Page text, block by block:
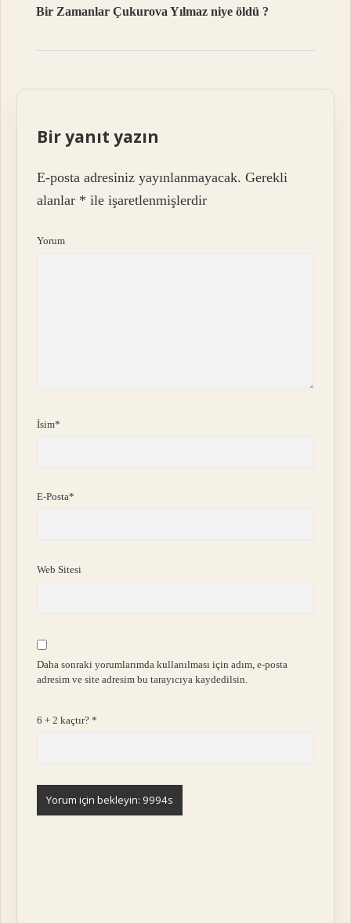
Bir Zamanlar Çukurova Yılmaz niye öldü ?
Bir yanıt yazın
E-posta adresiniz yayınlanmayacak. Gerekli
alanlar * ile işaretlenmişlerdir
Yorum
İsim*
E-Posta*
Web Sitesi
Daha sonraki yorumlarımda kullanılması için adım, e-posta
adresim ve site adresim bu tarayıcıya kaydedilsin.
6 + 2 kaçtır?*